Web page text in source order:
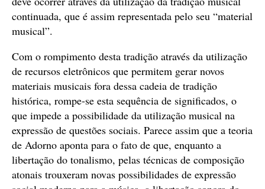
continuada, que é assim representada pelo seu “material
musical”.
Com o rompimento desta tradição através da utilização
de recursos eletrônicos que permitem gerar novos
materiais musicais fora dessa cadeia de tradição
histórica, rompe-se esta sequência de significados, o
que impede a possibilidade da utilização musical na
expressão de questões sociais. Parece assim que a teoria
de Adorno aponta para o fato de que, enquanto a
libertação do tonalismo, pelas técnicas de composição
atonais trouxeram novas possibilidades de expressão